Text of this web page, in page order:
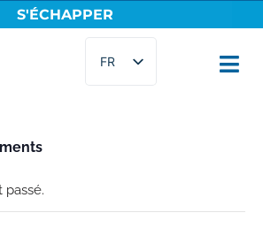
S'ÉCHAPPER
FR
EN